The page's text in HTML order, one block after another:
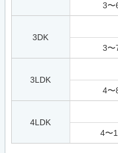
3〜
3DK
3〜
3LDK
4〜
4LDK
4〜